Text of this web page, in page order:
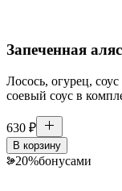
Запеченная
Лосось, огурец,
соевый соус в
630 ₽
В корзину
20%бонусами